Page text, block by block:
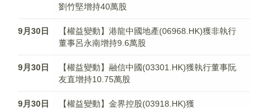
劉竹堅增持40萬股
9月30日
【權益變動】港龍中國地產(06968.HK)獲非執行
董事呂永南增持9.6萬股
9月30日
【權益變動】融信中國(03301.HK)獲執行董事阮
友直增持10.75萬股
9月30日
【權益變動】金界控股(03918.HK)獲